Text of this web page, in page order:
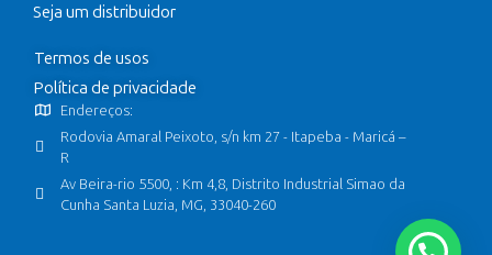
Seja um distribuidor
Termos de usos
Política de privacidade
Endereços:
Rodovia Amaral Peixoto, s/n km 27 - Itapeba - Maricá –
R
Av Beira-rio 5500, : Km 4,8, Distrito Industrial Simao da
Cunha Santa Luzia, MG, 33040-260